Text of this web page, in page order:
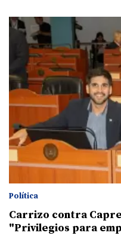
Política
Carrizo contra
"Privilegios para